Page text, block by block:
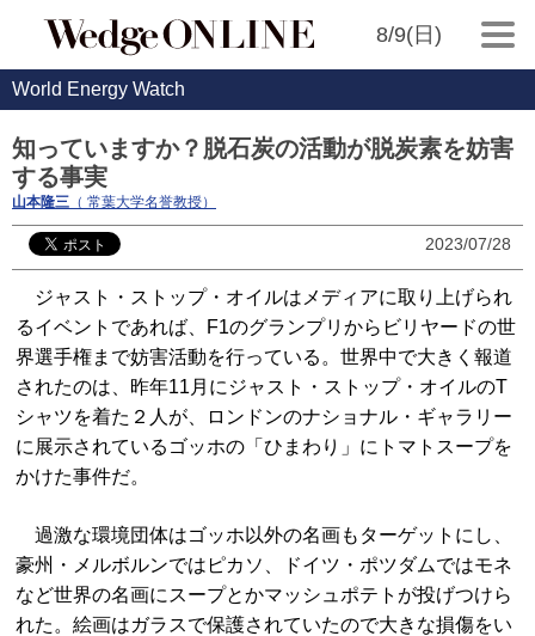
8/9(日)
World Energy Watch
知っていますか？脱石炭の活動が脱炭素を妨害
する事実
山本隆三 （ 常葉大学名誉教授）
2023/07/28
ジャスト・ストップ・オイルはメディアに取り上げられ
るイベントであれば、F1のグランプリからビリヤードの世
界選手権まで妨害活動を行っている。世界中で大きく報道
されたのは、昨年11月にジャスト・ストップ・オイルのT
シャツを着た２人が、ロンドンのナショナル・ギャラリー
に展示されているゴッホの「ひまわり」にトマトスープを
かけた事件だ。
過激な環境団体はゴッホ以外の名画もターゲットにし、
豪州・メルボルンではピカソ、ドイツ・ポツダムではモネ
など世界の名画にスープとかマッシュポテトが投げつけら
れた。絵画はガラスで保護されていたので大きな損傷をい